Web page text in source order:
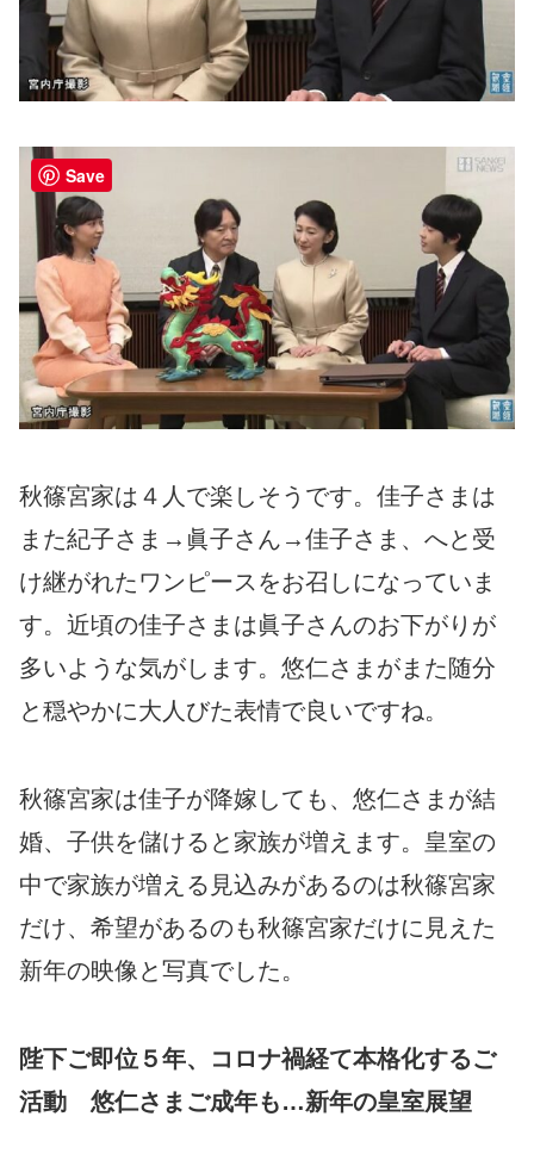
秋篠宮家は４人で楽しそうです。佳子さまは
また紀子さま→眞子さん→佳子さま、へと受
け継がれたワンピースをお召しになっていま
す。近頃の佳子さまは眞子さんのお下がりが
多いような気がします。悠仁さまがまた随分
と穏やかに大人びた表情で良いですね。
秋篠宮家は佳子が降嫁しても、悠仁さまが結
婚、子供を儲けると家族が増えます。皇室の
中で家族が増える見込みがあるのは秋篠宮家
だけ、希望があるのも秋篠宮家だけに見えた
新年の映像と写真でした。
陛下ご即位５年、コロナ禍経て本格化するご
活動 悠仁さまご成年も…新年の皇室展望
Save